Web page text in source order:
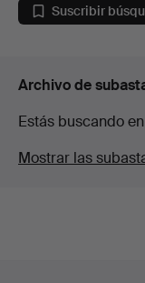
Suscribir
Archivo de
Estás buscando
Mostrar las